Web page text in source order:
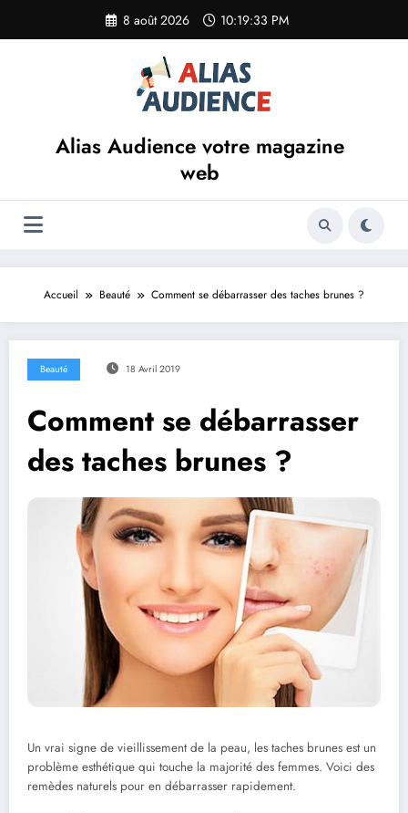
contenu
8 août 2026 10:19:33 PM
Alias Audience votre magazine
web
Accueil Beauté Comment se débarrasser des taches brunes ?
Beauté 18 Avril 2019
Comment se débarrasser
des taches brunes ?
Un vrai signe de vieillissement de la peau, les taches brunes est un
problème esthétique qui touche la majorité des femmes. Voici des
remèdes naturels pour en débarrasser rapidement.